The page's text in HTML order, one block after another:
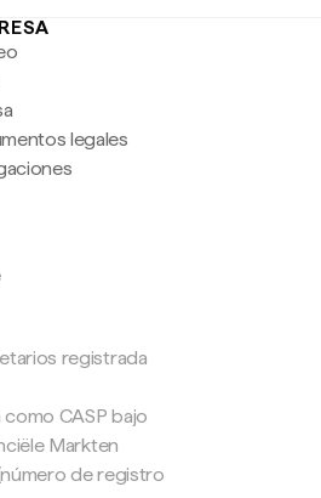
legales
registrada
CASP bajo
Markten
de registro